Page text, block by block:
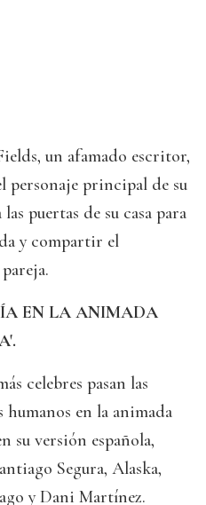
un afamado escritor,
personaje principal de su
puertas de su casa para
y compartir el
EN LA ANIMADA
celebres pasan las
humanos en la animada
su versión española,
Segura, Alaska,
y Dani Martínez.